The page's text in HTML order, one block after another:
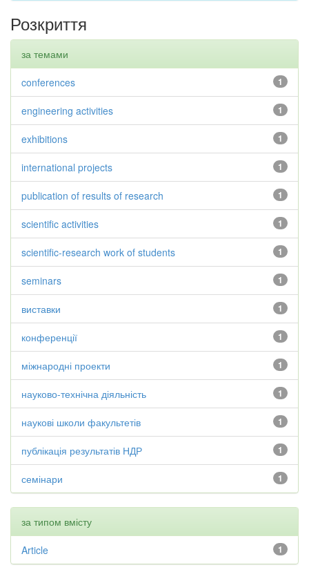
Розкриття
за темами
1
conferences
1
engineering activities
1
exhibitions
1
international projects
1
publication of results of research
1
scientific activities
1
scientific-research work of students
1
seminars
1
виставки
1
конференції
1
міжнародні проекти
1
науково-технічна діяльність
1
наукові школи факультетів
1
публікація результатів НДР
1
семінари
за типом вмісту
1
Article